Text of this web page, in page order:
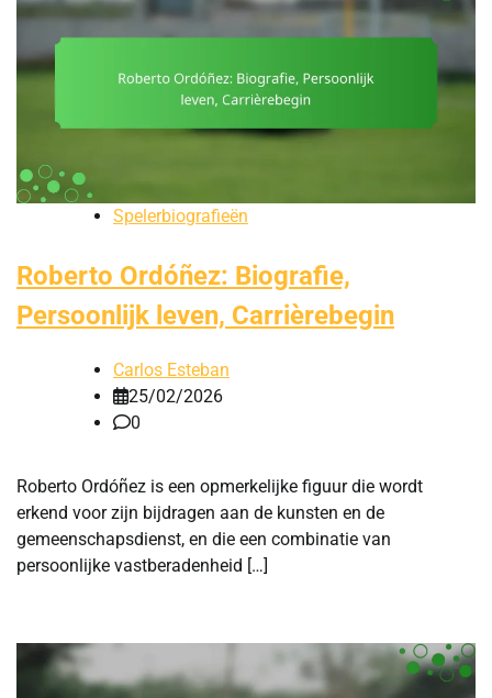
Spelerbiografieën
Roberto Ordóñez: Biografie,
Persoonlijk leven, Carrièrebegin
Carlos Esteban
25/02/2026
0
Roberto Ordóñez is een opmerkelijke figuur die wordt
erkend voor zijn bijdragen aan de kunsten en de
gemeenschapsdienst, en die een combinatie van
persoonlijke vastberadenheid […]